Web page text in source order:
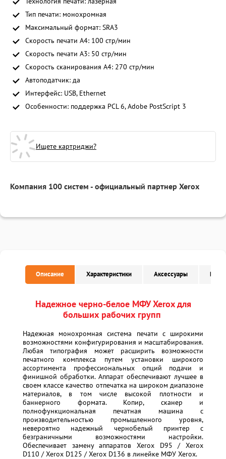
Тип печати: монохромная
Максимальный формат: SRA3
Скорость печати A4: 100 стр/мин
Скорость печати A3: 50 стр/мин
Скорость сканирования A4: 270 стр/мин
Автоподатчик: да
Интерфейс: USB, Ethernet
Особенности: поддержка PCL 6, Adobe PostScript 3
Ищете картриджи?
Компания 100 систем - официальный партнер Xerox
Описание Характеристики Аксессуары
Надежное черно-белое МФУ Xerox для
больших рабочих групп
Надежная монохромная система печати с широкими
возможностями конфигурирования и масштабирования.
Любая типография может расширить возможности
печатного комплекса путем установки широкого
ассортимента профессиональных опций подачи и
финишной обработки. Аппарат обеспечивают лучшее в
своем классе качество отпечатка на широком диапазоне
материалов, в том числе высокой плотности и
баннерного формата. Копир, сканер и
полнофункциональная печатная машина с
производительностью промышленного уровня,
невероятно надежный чернобелый принтер с
безграничными возможностями настройки.
Обеспечивает замену аппаратов Xerox D95 / Xerox
D110 / Xerox D125 / Xerox D136 в линейке МФУ Xerox.